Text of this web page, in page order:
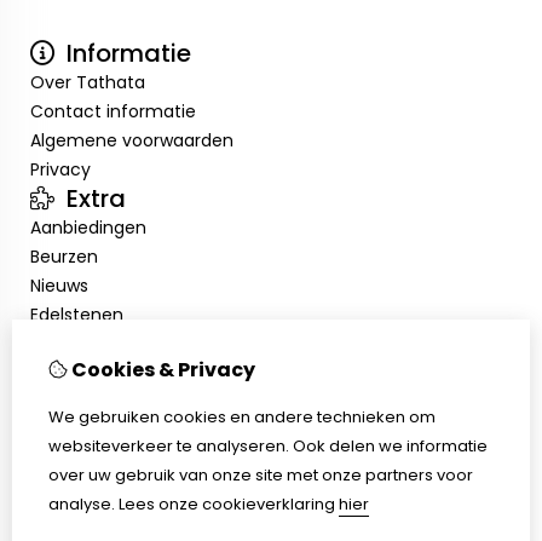
Informatie
Over Tathata
Contact informatie
Algemene voorwaarden
Privacy
Extra
Aanbiedingen
Beurzen
Nieuws
Edelstenen
Mijn account
Bestelhistorie
Klantenservice
Contact
Cookies & Privacy
We gebruiken cookies en andere technieken om
websiteverkeer te analyseren. Ook delen we informatie
over uw gebruik van onze site met onze partners voor
analyse. Lees onze cookieverklaring hier